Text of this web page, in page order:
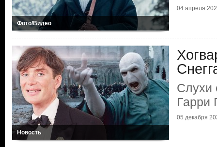
Фото/Видео
04 апреля
Новость
Слухи
Гарри
05 декабря